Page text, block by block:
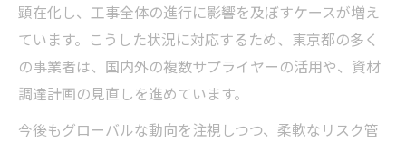
顕在化し、工事全体の進行に影響を及ぼすケースが増え
ています。こうした状況に対応するため、東京都の多く
の事業者は、国内外の複数サプライヤーの活用や、資材
調達計画の見直しを進めています。
今後もグローバルな動向を注視しつつ、柔軟なリスク管